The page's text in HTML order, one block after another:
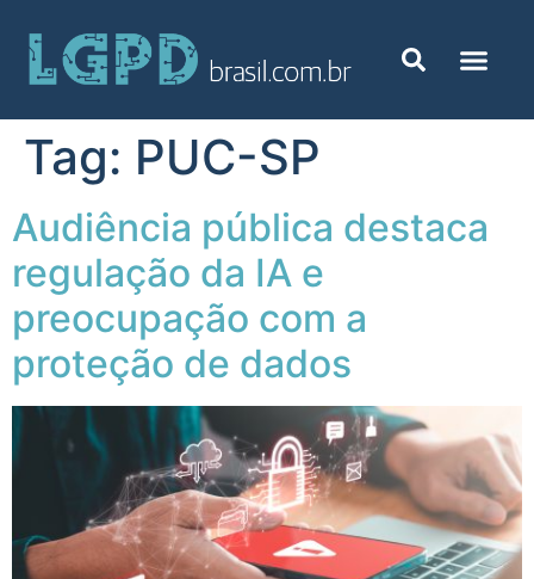
Tag: PUC-SP
Audiência pública destaca
regulação da IA e
preocupação com a
proteção de dados